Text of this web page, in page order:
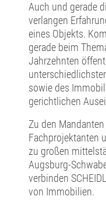
Auch und gerade
verlangen
eines Objekts.
gerade beim
Jahrzehnten
sowie des
gerichtlichen
Zu den
Fachprojektanten
zu großen
Augsburg-
verbinden
von Immobilien.